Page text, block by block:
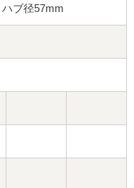
ブ径57mm